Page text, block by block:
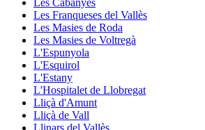
Les Franqueses del Vallès
Les Masies de Roda
Les Masies de Voltregà
L'Espunyola
L'Esquirol
L'Estany
L'Hospitalet de Llobregat
Lliçà d'Amunt
Lliçà de Vall
Llinars del Vallès